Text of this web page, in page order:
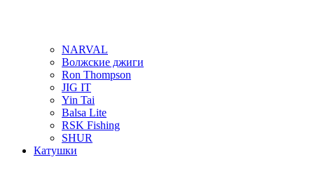
NARVAL
Волжские джиги
Ron Thompson
JIG IT
Yin Tai
Balsa Lite
RSK Fishing
SHUR
Катушки